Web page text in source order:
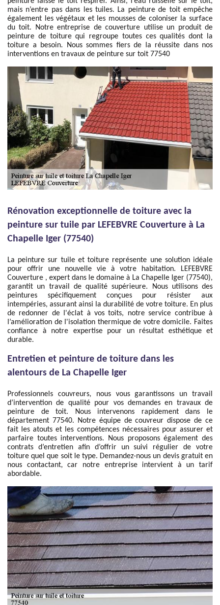
mais n’entre pas dans les tuiles. La peinture de toit empêche
également les végétaux et les mousses de coloniser la surface
du toit. Notre entreprise de couverture utilise un produit de
peinture de toiture qui regroupe toutes ces qualités dont la
toiture a besoin. Nous sommes fiers de la réussite dans nos
interventions en travaux de peinture sur toit 77540
Rénovation exceptionnelle de toiture avec la
peinture sur tuile par LEFEBVRE Couverture à La
Chapelle Iger (77540)
La peinture sur tuile et toiture représente une solution idéale
pour offrir une nouvelle vie à votre habitation. LEFEBVRE
Couverture , expert dans le domaine à La Chapelle Iger (77540),
garantit un travail de qualité supérieure. Nous utilisons des
peintures spécifiquement conçues pour résister aux
intempéries, assurant ainsi la durabilité de votre toiture. En plus
de redonner de l'éclat à vos toits, notre service contribue à
l’amélioration de l'isolation thermique de votre domicile. Faites
confiance à notre expertise pour un résultat esthétique et
durable.
Entretien et peinture de toiture dans les
alentours de La Chapelle Iger
Professionnels couvreurs, nous vous garantissons un travail
d’intervention de qualité pour vos demandes en travaux de
peinture de toit. Nous intervenons rapidement dans le
département 77540. Notre équipe de couvreur dispose de ce
fait les atouts et les compétences nécessaires pour assurer et
parfaire toutes interventions. Nous proposons également des
contrats d’entretien afin d’offrir un suivi régulier de votre
toiture quel que soit le type. Demandez-nous un devis gratuit en
nous contactant, car notre entreprise intervient à un tarif
abordable.